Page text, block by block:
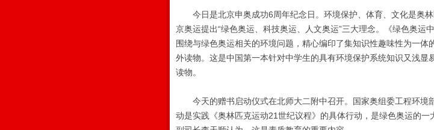
今日是北京申奥成功6周年纪念日。 环境保护、体育、文化是奥
京奥运提出“绿色奥运、科技奥运、人文奥运”三大理念。《绿色奥运
围绕与绿色奥运相关的环境问题，精心编印了集知识性趣味性为一体
外读物。这是中国第一本针对中学生的具有环境保护系统知识又浅显
读物。
今天的赠书启动仪式在北师大二附中召开。国家奥组委工程环境
动是实践《奥林匹克运动21世纪议程》的具体行动，是绿色奥运的一